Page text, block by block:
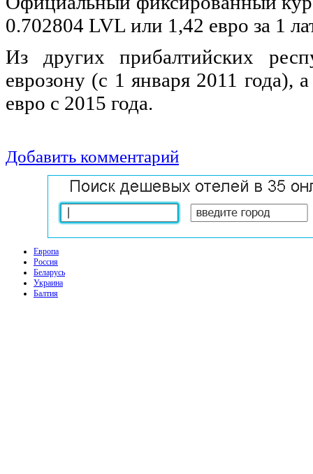
0.702804 LVL или 1,42 евро за 1
Из других прибалтийских
еврозону (с 1 января 2011 года),
евро с 2015 года.
Добавить комментарий
Европа
Россия
Беларусь
Украина
Балтия